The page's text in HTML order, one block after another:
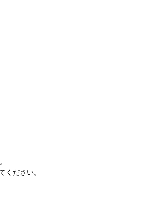
ください。